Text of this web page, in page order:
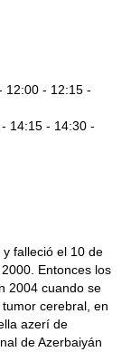
12:00 - 12:15 -
14:15 - 14:30 -
falleció el 10 de
Entonces los
2004 cuando se
cerebral, en
azerí de
de Azerbaiyán